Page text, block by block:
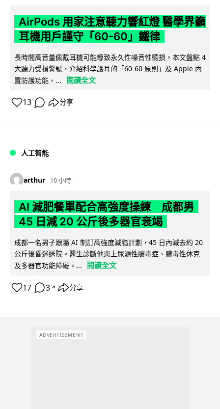
AirPods 用家注意聽力響紅燈 醫學界籲
耳機用戶謹守「60-60」鐵律
長時間高音量佩戴耳機可能導致永久性噪音性聽損。本文盤點 4
大聽力受損警號，介紹科學護耳的「60-60 原則」及 Apple 內
置防護功能，...
閱讀全文
13 分享
人工智能
arthur 10 小時
AI 減肥餐單配合高強度操練 成都男
45 日減 20 公斤後多器官衰竭
成都一名男子跟隨 AI 制訂高強度減脂計劃，45 日內減去約 20
公斤後昏迷送院。醫生診斷他患上尿源性膿毒症、膿毒性休克
及多器官功能障礙。...
閱讀全文
17 3 ↗ 分享
ADVERTISEMENT